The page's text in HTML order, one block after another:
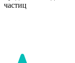
частиц